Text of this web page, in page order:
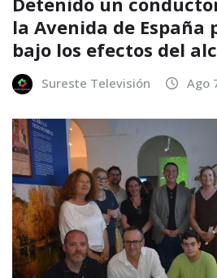
la Avenida de España
bajo los efectos del
Sureste Televisión Ago